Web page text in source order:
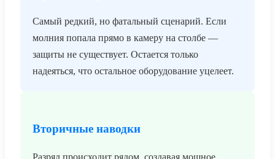
Самый редкий, но фатальный сценарий. Если
молния попала прямо в камеру на столбе —
защиты не существует. Остается только
надеяться, что остальное оборудование уцелеет.
Вторичные наводки
Разряд происходит рядом, создавая мощное